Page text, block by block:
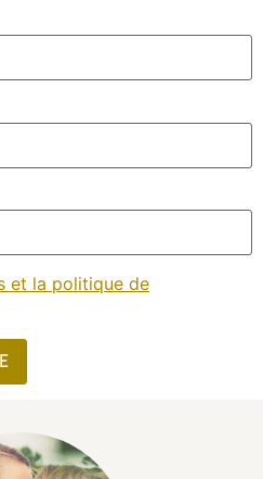
et la politique de